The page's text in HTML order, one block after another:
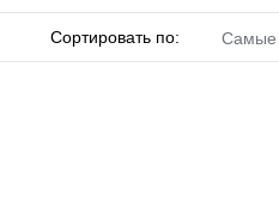
Сортировать по: Самые